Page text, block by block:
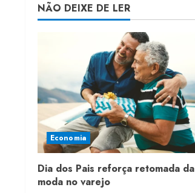
NÃO DEIXE DE LER
Economia
Dia dos Pais reforça retomada da
moda no varejo